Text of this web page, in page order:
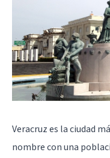
Veracruz es la ciudad
nombre con una